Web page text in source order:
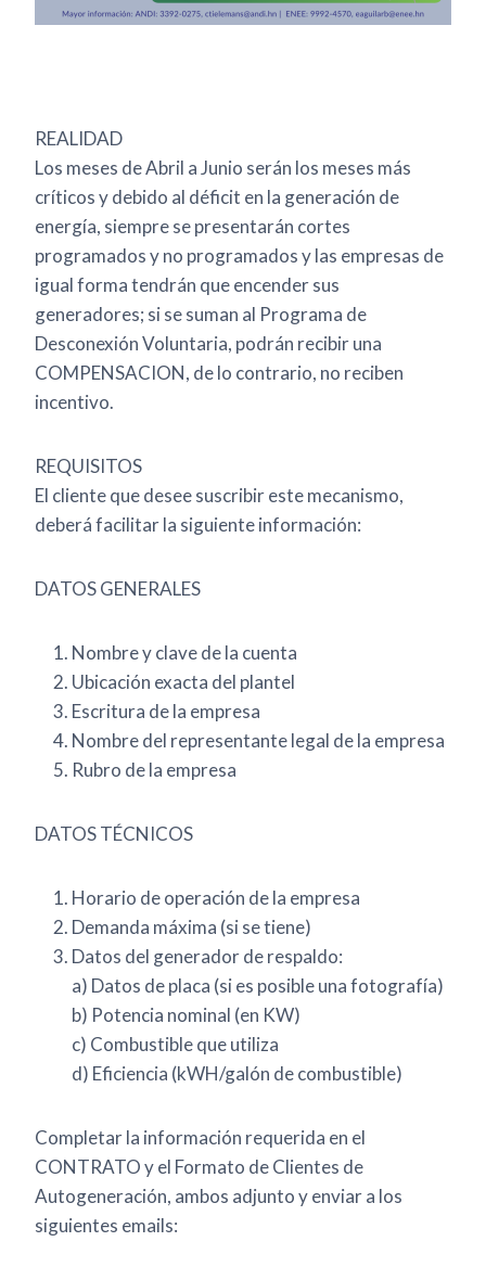
REALIDAD
Los meses de Abril a Junio serán los meses más
críticos y debido al déficit en la generación de
energía, siempre se presentarán cortes
programados y no programados y las empresas de
igual forma tendrán que encender sus
generadores; si se suman al Programa de
Desconexión Voluntaria, podrán recibir una
COMPENSACION, de lo contrario, no reciben
incentivo.
REQUISITOS
El cliente que desee suscribir este mecanismo,
deberá facilitar la siguiente información:
DATOS GENERALES
Nombre y clave de la cuenta
Ubicación exacta del plantel
Escritura de la empresa
Nombre del representante legal de la empresa
Rubro de la empresa
DATOS TÉCNICOS
Horario de operación de la empresa
Demanda máxima (si se tiene)
Datos del generador de respaldo:
a) Datos de placa (si es posible una fotografía)
b) Potencia nominal (en KW)
c) Combustible que utiliza
d) Eficiencia (kWH/galón de combustible)
Completar la información requerida en el
CONTRATO y el Formato de Clientes de
Autogeneración, ambos adjunto y enviar a los
siguientes emails: